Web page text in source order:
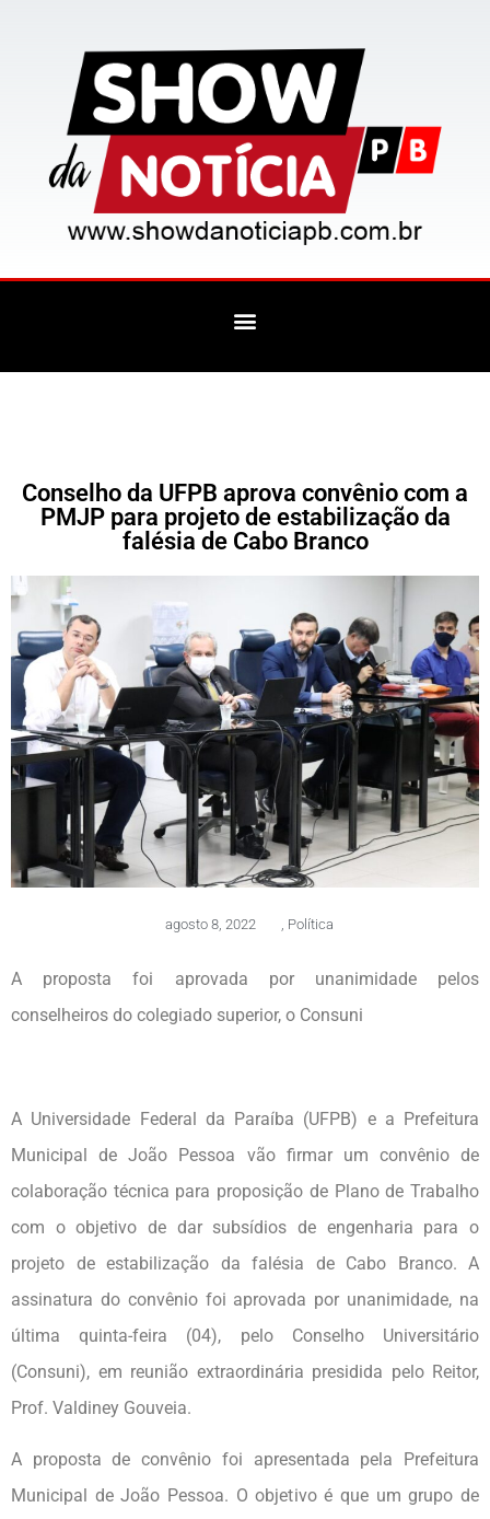
Conselho da UFPB aprova convênio com a
PMJP para projeto de estabilização da
falésia de Cabo Branco
agosto 8, 2022 Política
A proposta foi aprovada por unanimidade pelos
conselheiros do colegiado superior, o Consuni
A Universidade Federal da Paraíba (UFPB) e a Prefeitura
Municipal de João Pessoa vão firmar um convênio de
colaboração técnica para proposição de Plano de Trabalho
com o objetivo de dar subsídios de engenharia para o
projeto de estabilização da falésia de Cabo Branco. A
assinatura do convênio foi aprovada por unanimidade, na
última quinta-feira (04), pelo Conselho Universitário
(Consuni), em reunião extraordinária presidida pelo Reitor,
Prof. Valdiney Gouveia.
A proposta de convênio foi apresentada pela Prefeitura
Municipal de João Pessoa. O objetivo é que um grupo de